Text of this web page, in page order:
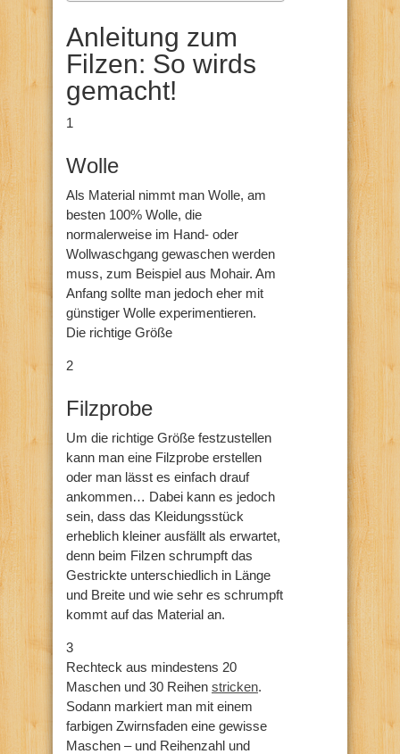
Anleitung zum
Filzen: So wirds
gemacht!
1
Wolle
Als Material nimmt man Wolle, am
besten 100% Wolle, die
normalerweise im Hand- oder
Wollwaschgang gewaschen werden
muss, zum Beispiel aus Mohair. Am
Anfang sollte man jedoch eher mit
günstiger Wolle experimentieren.
Die richtige Größe
2
Filzprobe
Um die richtige Größe festzustellen
kann man eine Filzprobe erstellen
oder man lässt es einfach drauf
ankommen… Dabei kann es jedoch
sein, dass das Kleidungsstück
erheblich kleiner ausfällt als erwartet,
denn beim Filzen schrumpft das
Gestrickte unterschiedlich in Länge
und Breite und wie sehr es schrumpft
kommt auf das Material an.
3
Rechteck aus mindestens 20
Maschen und 30 Reihen stricken.
Sodann markiert man mit einem
farbigen Zwirnsfaden eine gewisse
Maschen – und Reihenzahl und